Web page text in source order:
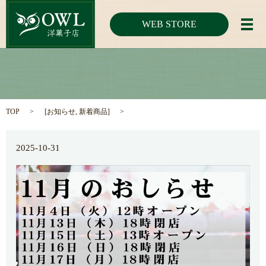
WEB STORE メ
TOP [お知らせ, 新着商品]
2025-10-31